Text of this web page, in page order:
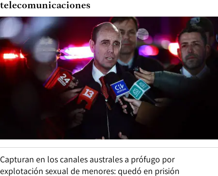
telecomunicaciones
Capturan en los canales australes a prófugo por
explotación sexual de menores: quedó en prisión